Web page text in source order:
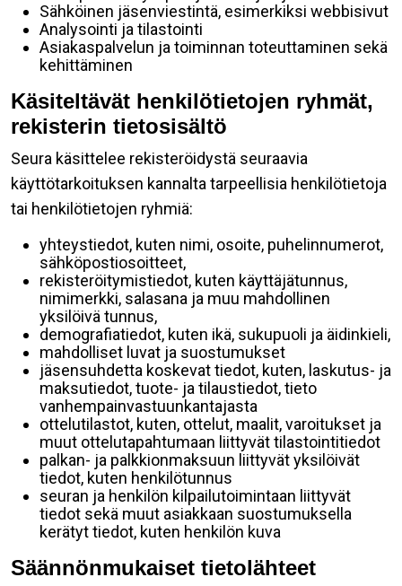
Sähköinen jäsenviestintä, esimerkiksi webbisivut
Analysointi ja tilastointi
Asiakaspalvelun ja toiminnan toteuttaminen sekä
kehittäminen
Käsiteltävät henkilötietojen ryhmät,
rekisterin tietosisältö
Seura käsittelee rekisteröidystä seuraavia
käyttötarkoituksen kannalta tarpeellisia henkilötietoja
tai henkilötietojen ryhmiä:
yhteystiedot, kuten nimi, osoite, puhelinnumerot,
sähköpostiosoitteet,
rekisteröitymistiedot, kuten käyttäjätunnus,
nimimerkki, salasana ja muu mahdollinen
yksilöivä tunnus,
demografiatiedot, kuten ikä, sukupuoli ja äidinkieli,
mahdolliset luvat ja suostumukset
jäsensuhdetta koskevat tiedot, kuten, laskutus- ja
maksutiedot, tuote- ja tilaustiedot, tieto
vanhempainvastuunkantajasta
ottelutilastot, kuten, ottelut, maalit, varoitukset ja
muut ottelutapahtumaan liittyvät tilastointitiedot
palkan- ja palkkionmaksuun liittyvät yksilöivät
tiedot, kuten henkilötunnus
seuran ja henkilön kilpailutoimintaan liittyvät
tiedot sekä muut asiakkaan suostumuksella
kerätyt tiedot, kuten henkilön kuva
Säännönmukaiset tietolähteet